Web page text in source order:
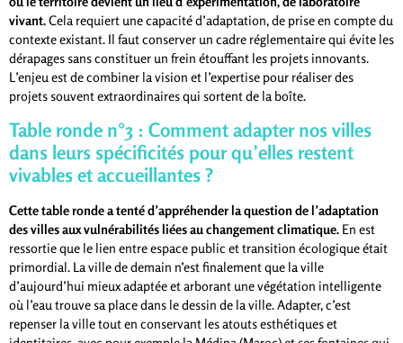
vivant.Cela requiert une capacité d’adaptation, de prise en compte du
contexte existant. Il faut conserver un cadre réglementaire qui évite les
dérapages sans constituer un frein étouffant les projets innovants.
L’enjeu est de combiner la vision et l’expertise pour réaliser des
projets souvent extraordinaires qui sortent de la boîte.
Table ronde n°3 : Comment adapter nos villes
dans leurs spécificités pour qu’elles restent
vivables et accueillantes ?
Cette table ronde a tenté d’appréhender la question de l’adaptation
des villes aux vulnérabilités liées au changement climatique. En est
ressortie que le lien entre espace public et transition écologique était
primordial. La ville de demain n’est finalement que la ville
d’aujourd’hui mieux adaptée et arborant une végétation intelligente
où l’eau trouve sa place dans le dessin de la ville. Adapter, c’est
repenser la ville tout en conservant les atouts esthétiques et